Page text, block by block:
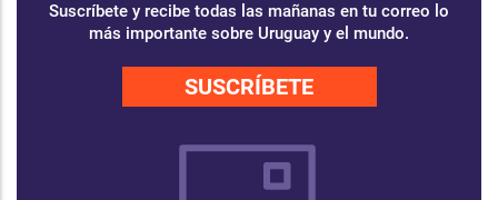
Suscríbete y recibe todas las mañanas en tu correo lo
más importante sobre Uruguay y el mundo.
SUSCRÍBETE